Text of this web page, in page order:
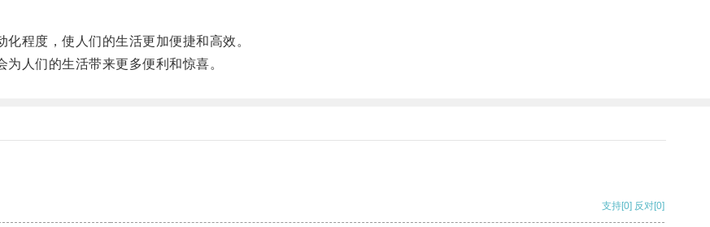
程度，使人们的生活更加便捷和高效。
人们的生活带来更多便利和惊喜。
支持[0] 反对[0]